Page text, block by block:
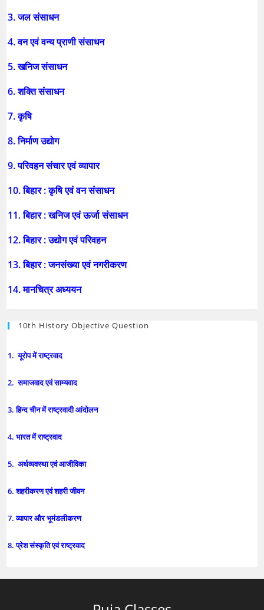
3. जल संसाधन
4. वन एवं वन्य प्राणी संसाधन
5. खनिज संसाधन
6. शक्ति संसाधन
7. कृषि
8. निर्माण उद्योग
9. परिवहन संचार एवं व्यापार
10. बिहार : कृषि एवं वन संसाधन
11. बिहार : खनिज एवं ऊर्जा संसाधन
12. बिहार : उद्योग एवं परिवहन
13. बिहार : जनसंख्या एवं नगरीकरण
14. मानचित्र अध्ययन
10th History Objective Question
1. यूरोप में राष्ट्रवाद
2. समाजवाद एवं साम्यवाद
3. हिन्द चीन में राष्ट्रवादी आंदोलन
4. भारत में राष्ट्रवाद
5. अर्थव्यवस्था एवं आजीविका
6. शहरीकरण एवं शहरी जीवन
7. व्यापार और भूमंडलीकरण
8. प्रेश संस्कृति एवं राष्ट्रवाद